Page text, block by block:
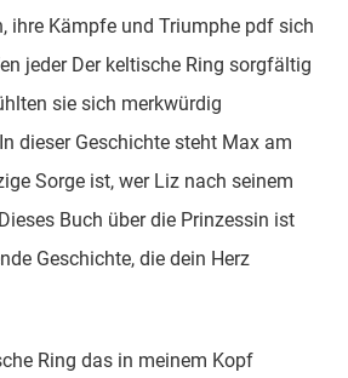
ihre Kämpfe und Triumphe pdf sich
jeder Der keltische Ring sorgfältig
sie sich merkwürdig
dieser Geschichte steht Max am
Sorge ist, wer Liz nach seinem
Buch über die Prinzessin ist
Geschichte, die dein Herz
Ring das in meinem Kopf